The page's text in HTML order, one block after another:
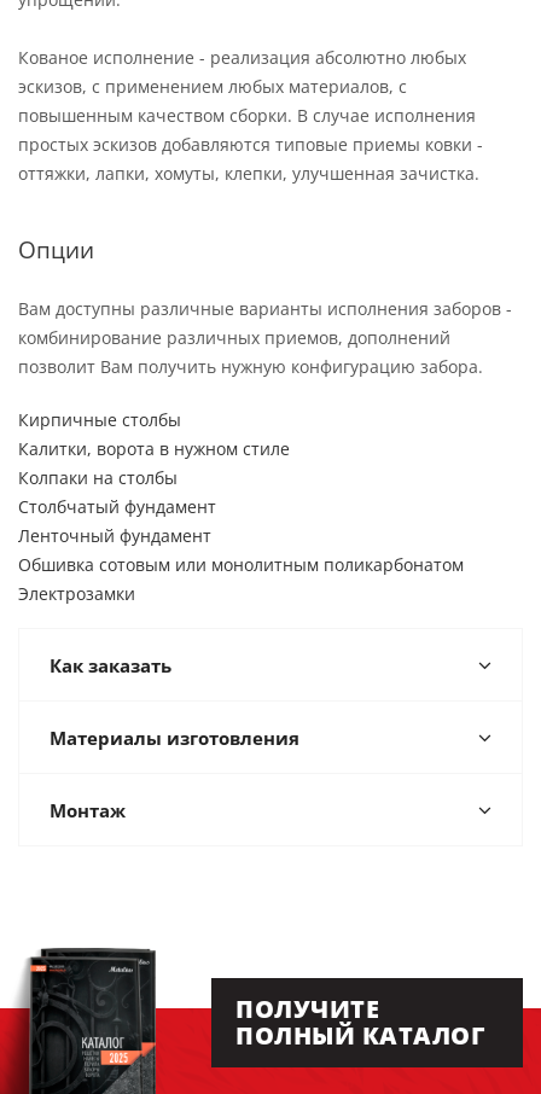
Кованое исполнение - реализация абсолютно любых
эскизов, с применением любых материалов, с
повышенным качеством сборки. В случае исполнения
простых эскизов добавляются типовые приемы ковки -
оттяжки, лапки, хомуты, клепки, улучшенная зачистка.
Опции
Вам доступны различные варианты исполнения заборов -
комбинирование различных приемов, дополнений
позволит Вам получить нужную конфигурацию забора.
Кирпичные столбы
Калитки, ворота в нужном стиле
Колпаки на столбы
Столбчатый фундамент
Ленточный фундамент
Обшивка сотовым или монолитным поликарбонатом
Электрозамки
Как заказать
Материалы изготовления
Монтаж
ПОЛУЧИТЕ
ПОЛНЫЙ КАТАЛОГ